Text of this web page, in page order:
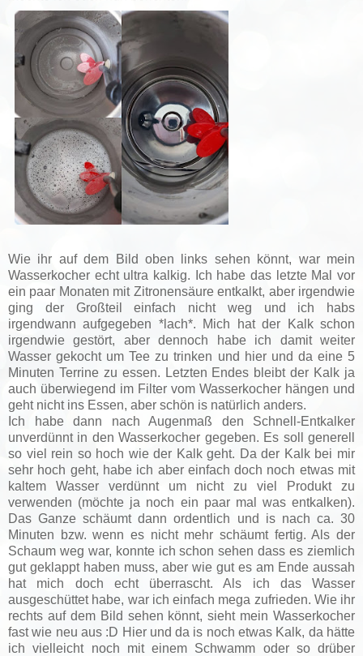
Wie ihr auf dem Bild oben links sehen könnt, war mein
Wasserkocher echt ultra kalkig. Ich habe das letzte Mal vor
ein paar Monaten mit Zitronensäure entkalkt, aber irgendwie
ging der Großteil einfach nicht weg und ich habs
irgendwann aufgegeben *lach*. Mich hat der Kalk schon
irgendwie gestört, aber dennoch habe ich damit weiter
Wasser gekocht um Tee zu trinken und hier und da eine 5
Minuten Terrine zu essen. Letzten Endes bleibt der Kalk ja
auch überwiegend im Filter vom Wasserkocher hängen und
geht nicht ins Essen, aber schön is natürlich anders.
Ich habe dann nach Augenmaß den Schnell-Entkalker
unverdünnt in den Wasserkocher gegeben. Es soll generell
so viel rein so hoch wie der Kalk geht. Da der Kalk bei mir
sehr hoch geht, habe ich aber einfach doch noch etwas mit
kaltem Wasser verdünnt um nicht zu viel Produkt zu
verwenden (möchte ja noch ein paar mal was entkalken).
Das Ganze schäumt dann ordentlich und is nach ca. 30
Minuten bzw. wenn es nicht mehr schäumt fertig. Als der
Schaum weg war, konnte ich schon sehen dass es ziemlich
gut geklappt haben muss, aber wie gut es am Ende aussah
hat mich doch echt überrascht. Als ich das Wasser
ausgeschüttet habe, war ich einfach mega zufrieden. Wie ihr
rechts auf dem Bild sehen könnt, sieht mein Wasserkocher
fast wie neu aus :D Hier und da is noch etwas Kalk, da hätte
ich vielleicht noch mit einem Schwamm oder so drüber